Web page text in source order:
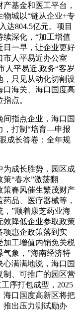
基金和医工平台，
城以“链从企业+专
达804.5亿元。项目
深化，“加工增值
日一早，让企业更好
市人平易近办公室
人平易近.政务“客岁
，只见从动化切割设
口海关、海口国度高
点。
指点企业，海口国
，打制“培育—申报
成长答卷：全年规
成长胜势，园区成
“春水”激荡翻
春风催生繁茂财产
品、医疗器械等，
，”顺着康芝药业海
效降低企业参取政策
项惠企政策落到实
加工增值内销免关税
象，”海南经济特
心满满地说，海口国
制、可推广的园区营
序打包成型，2025
海口国度高新区将把
推出压力测试励办